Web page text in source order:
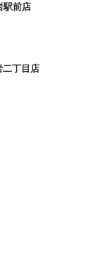
駅前店
二丁目店